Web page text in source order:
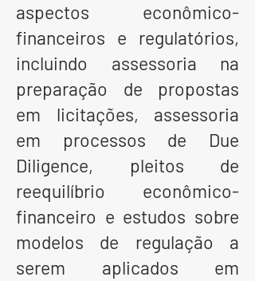
aspectos econômico-
financeiros e regulatórios,
incluindo assessoria na
preparação de propostas
em licitações, assessoria
em processos de Due
Diligence, pleitos de
reequilíbrio econômico-
financeiro e estudos sobre
modelos de regulação a
serem aplicados em